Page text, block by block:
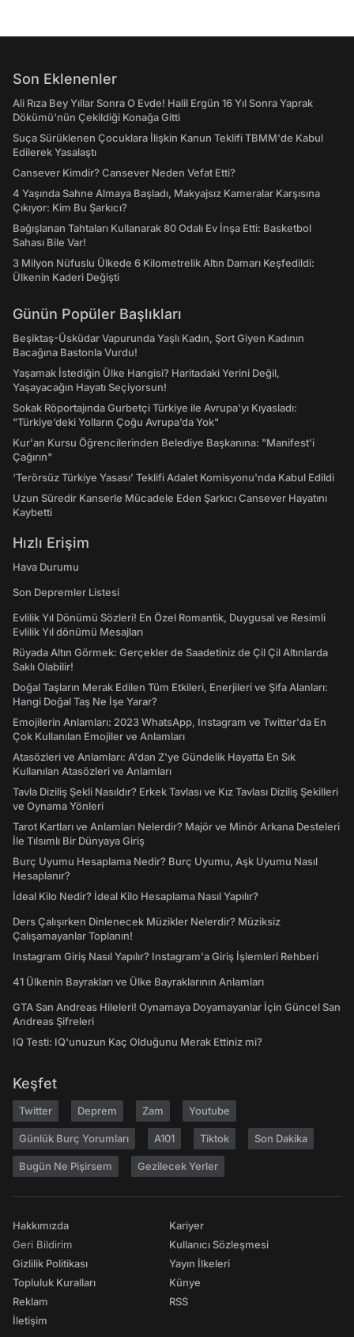
Son Eklenenler
Ali Rıza Bey Yıllar Sonra O Evde! Halil Ergün 16 Yıl Sonra Yaprak
Dökümü'nün Çekildiği Konağa Gitti
Suça Sürüklenen Çocuklara İlişkin Kanun Teklifi TBMM'de Kabul
Edilerek Yasalaştı
Cansever Kimdir? Cansever Neden Vefat Etti?
4 Yaşında Sahne Almaya Başladı, Makyajsız Kameralar Karşısına
Çıkıyor: Kim Bu Şarkıcı?
Bağışlanan Tahtaları Kullanarak 80 Odalı Ev İnşa Etti: Basketbol
Sahası Bile Var!
3 Milyon Nüfuslu Ülkede 6 Kilometrelik Altın Damarı Keşfedildi:
Ülkenin Kaderi Değişti
Günün Popüler Başlıkları
Beşiktaş-Üsküdar Vapurunda Yaşlı Kadın, Şort Giyen Kadının
Bacağına Bastonla Vurdu!
Yaşamak İstediğin Ülke Hangisi? Haritadaki Yerini Değil,
Yaşayacağın Hayatı Seçiyorsun!
Sokak Röportajında Gurbetçi Türkiye ile Avrupa'yı Kıyasladı:
"Türkiye’deki Yolların Çoğu Avrupa’da Yok"
Kur'an Kursu Öğrencilerinden Belediye Başkanına: "Manifest’i
Çağırın"
‘Terörsüz Türkiye Yasası’ Teklifi Adalet Komisyonu'nda Kabul Edildi
Uzun Süredir Kanserle Mücadele Eden Şarkıcı Cansever Hayatını
Kaybetti
Hızlı Erişim
Hava Durumu
Son Depremler Listesi
Evlilik Yıl Dönümü Sözleri! En Özel Romantik, Duygusal ve Resimli
Evlilik Yıl dönümü Mesajları
Rüyada Altın Görmek: Gerçekler de Saadetiniz de Çil Çil Altınlarda
Saklı Olabilir!
Doğal Taşların Merak Edilen Tüm Etkileri, Enerjileri ve Şifa Alanları:
Hangi Doğal Taş Ne İşe Yarar?
Emojilerin Anlamları: 2023 WhatsApp, Instagram ve Twitter'da En
Çok Kullanılan Emojiler ve Anlamları
Atasözleri ve Anlamları: A'dan Z'ye Gündelik Hayatta En Sık
Kullanılan Atasözleri ve Anlamları
Tavla Diziliş Şekli Nasıldır? Erkek Tavlası ve Kız Tavlası Diziliş Şekilleri
ve Oynama Yönleri
Tarot Kartları ve Anlamları Nelerdir? Majör ve Minör Arkana Desteleri
İle Tılsımlı Bir Dünyaya Giriş
Burç Uyumu Hesaplama Nedir? Burç Uyumu, Aşk Uyumu Nasıl
Hesaplanır?
İdeal Kilo Nedir? İdeal Kilo Hesaplama Nasıl Yapılır?
Ders Çalışırken Dinlenecek Müzikler Nelerdir? Müziksiz
Çalışamayanlar Toplanın!
Instagram Giriş Nasıl Yapılır? Instagram'a Giriş İşlemleri Rehberi
41 Ülkenin Bayrakları ve Ülke Bayraklarının Anlamları
GTA San Andreas Hileleri! Oynamaya Doyamayanlar İçin Güncel San
Andreas Şifreleri
IQ Testi: IQ'unuzun Kaç Olduğunu Merak Ettiniz mi?
Keşfet
Twitter Deprem Zam Youtube
Günlük Burç Yorumları A101 Tiktok Son Dakika
Bugün Ne Pişirsem Gezilecek Yerler
Hakkımızda
Geri Bildirim
Gizlilik Politikası
Topluluk Kuralları
Reklam
İletişim
Kariyer
Kullanıcı Sözleşmesi
Yayın İlkeleri
Künye
RSS